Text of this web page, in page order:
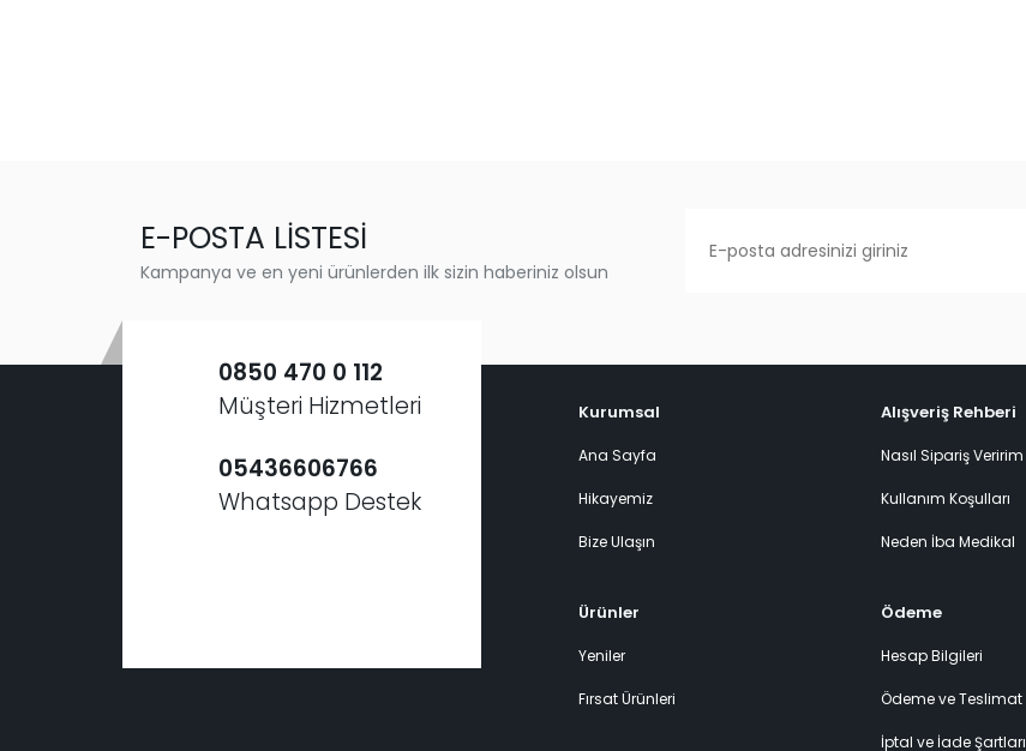
E-POSTA LİSTESİ
Kampanya ve en yeni ürünlerden ilk sizin haberiniz olsun
0850 470 0 112
Müşteri Hizmetleri
05436606766
Whatsapp Destek
Kurumsal
Ana Sayfa
Hikayemiz
Bize Ulaşın
Alışveriş Rehberi
Nasıl Sipariş Veririm
Kullanım Koşulları
Neden İba Medikal
Ürünler
Yeniler
Fırsat Ürünleri
Ödeme
Hesap Bilgileri
Ödeme ve Teslimat
İptal ve İade Şartları